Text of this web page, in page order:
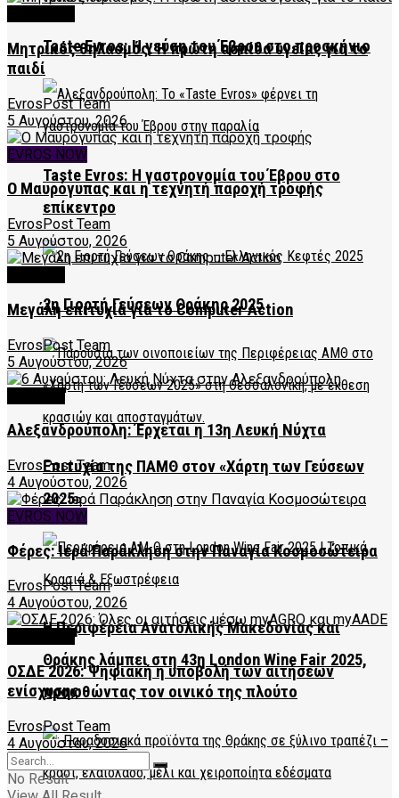
Taste Evros: Η γεύση του Έβρου στο προσκήνιο
Taste Evros: Η γαστρονομία του Έβρου στο
επίκεντρο
2η Γιορτή Γεύσεων Θράκης 2025
Επιτυχία της ΠΑΜΘ στον «Χάρτη των Γεύσεων
2025»
Η Περιφέρεια Ανατολικής Μακεδονίας και
Θράκης λάμπει στη 43η London Wine Fair 2025,
προωθώντας τον οινικό της πλούτο
Μητρικός θηλασμός: Η πρώτη ασπίδα υγείας για το
παιδί
EvrosPost Team
5 Αυγούστου, 2026
EVROS NOW
Ο Μαυρόγυπας και η τεχνητή παροχή τροφής
EvrosPost Team
5 Αυγούστου, 2026
Μεγάλη επιτυχία για το Computer Action
EvrosPost Team
5 Αυγούστου, 2026
Αλεξανδρούπολη: Έρχεται η 13η Λευκή Νύχτα
EvrosPost Team
4 Αυγούστου, 2026
EVROS NOW
Φέρες: Ιερά Παράκληση στην Παναγία Κοσμοσώτειρα
EvrosPost Team
4 Αυγούστου, 2026
ΟΣΔΕ 2026: Ψηφιακή η υποβολή των αιτήσεων
ενίσχυσης
EvrosPost Team
4 Αυγούστου, 2026
No Result